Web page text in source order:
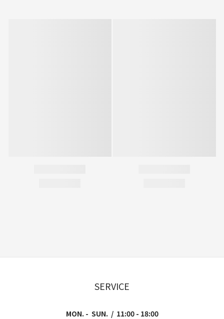
SERVICE
MON. - SUN. / 11:00 - 18:00